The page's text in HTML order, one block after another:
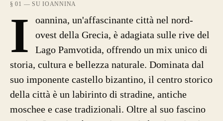
§ 01 — SU IOANNINA
I
oannina, un'affascinante città nel nord-
ovest della Grecia, è adagiata sulle rive del
Lago Pamvotida, offrendo un mix unico di
storia, cultura e bellezza naturale. Dominata dal
suo imponente castello bizantino, il centro storico
della città è un labirinto di stradine, antiche
moschee e case tradizionali. Oltre al suo fascino